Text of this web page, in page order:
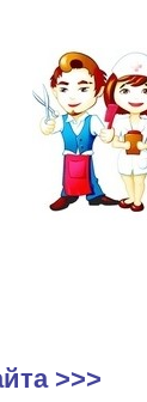
>>>